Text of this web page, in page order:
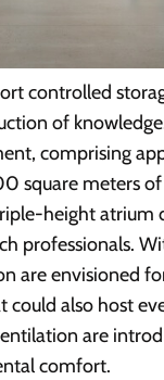
controlled
of
comprising
square meters of
height atrium
professionals.
are envisioned
also host
are
comfort.